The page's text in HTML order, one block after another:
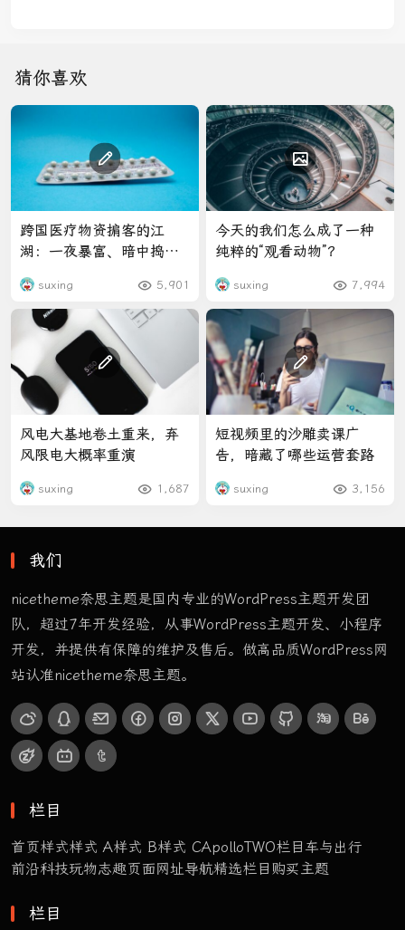
猜你喜欢
跨国医疗物资掮客的江
湖：一夜暴富、暗中捣鬼
suxing 5,901
今天的我们怎么成了一种
纯粹的“观看动物”？
suxing 7,994
风电大基地卷土重来，弃
风限电大概率重演
suxing 1,687
短视频里的沙雕卖课广
告，暗藏了哪些运营套路
suxing 3,156
我们
nicetheme奈思主题是国内专业的WordPress主题开发团
队，超过7年开发经验，从事WordPress主题开发、小程序
开发，并提供有保障的维护及售后。做高品质WordPress网
站认准nicetheme奈思主题。
栏目
首页样式样式 A样式 B样式 CApolloTWO栏目 车与出行
前沿科技玩物志趣页面 网址导航精选栏目 购买主题
栏目